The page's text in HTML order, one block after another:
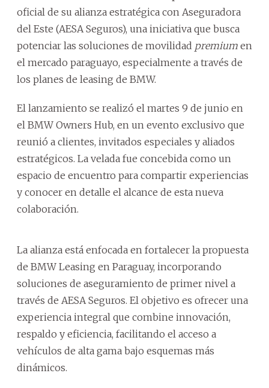
oficial de su alianza estratégica con Aseguradora
del Este (AESA Seguros), una iniciativa que busca
potenciar las soluciones de movilidad premium en
el mercado paraguayo, especialmente a través de
los planes de leasing de BMW.
El lanzamiento se realizó el martes 9 de junio en
el BMW Owners Hub, en un evento exclusivo que
reunió a clientes, invitados especiales y aliados
estratégicos. La velada fue concebida como un
espacio de encuentro para compartir experiencias
y conocer en detalle el alcance de esta nueva
colaboración.
La alianza está enfocada en fortalecer la propuesta
de BMW Leasing en Paraguay, incorporando
soluciones de aseguramiento de primer nivel a
través de AESA Seguros. El objetivo es ofrecer una
experiencia integral que combine innovación,
respaldo y eficiencia, facilitando el acceso a
vehículos de alta gama bajo esquemas más
dinámicos.